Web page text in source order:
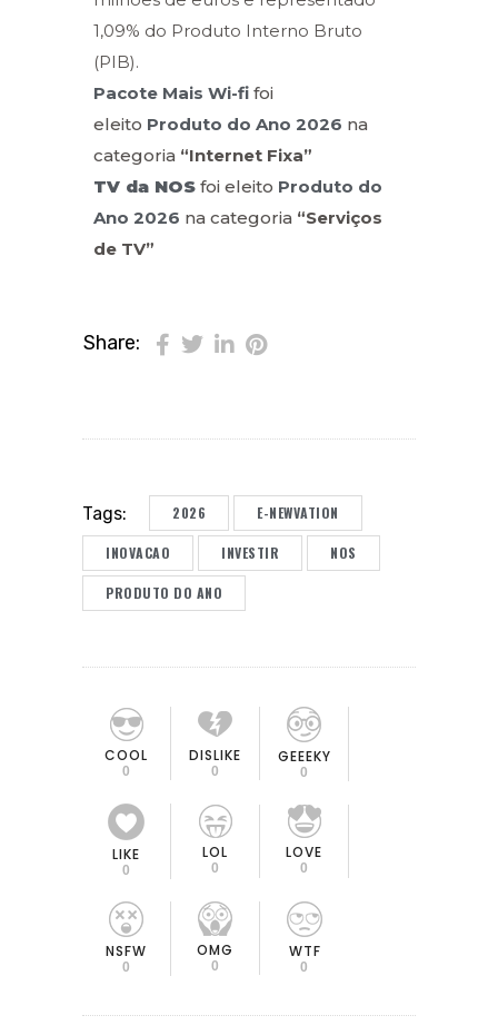
1,09% do Produto Interno Bruto
(PIB).
Pacote Mais Wi-fi foi
eleito Produto do Ano 2026 na
categoria “Internet Fixa”
TV da NOS foi eleito Produto do
Ano 2026 na categoria “Serviços
de TV”
Share:
Tags: 2026 E-NEWVATION
INOVACAO INVESTIR NOS
PRODUTO DO ANO
COOL
0
DISLIKE
0
GEEEKY
0
LIKE
0
LOL
0
LOVE
0
NSFW
0
OMG
0
WTF
0